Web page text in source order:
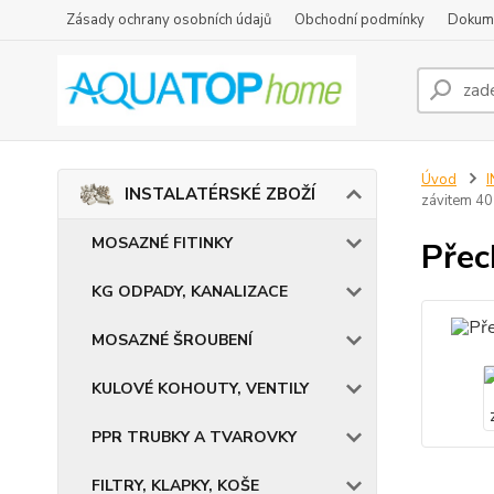
Zásady ochrany osobních údajů Obchodní podmínky
INSTALATÉRSKÉ ZBOŽÍ
MOSAZNÉ FITINKY
KG ODPADY, KANALIZACE
MOSAZNÉ ŠROUBENÍ
KULOVÉ KOHOUTY, VENTILY
PPR TRUBKY A TVAROVKY
FILTRY, KLAPKY, KOŠE
Úvod
závitem